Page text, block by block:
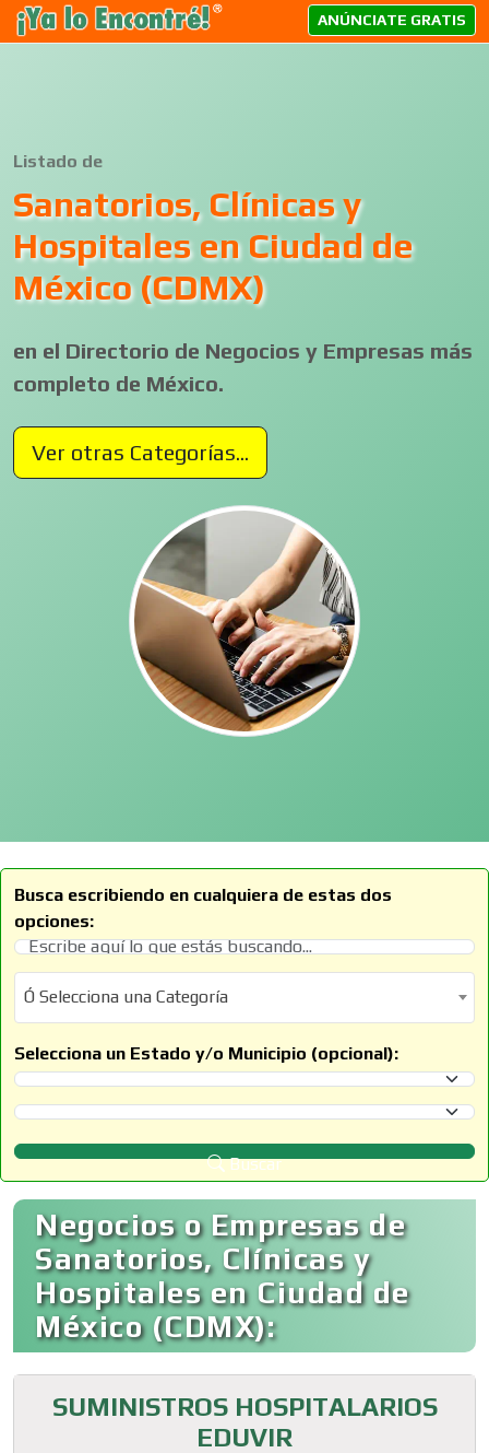
ANÚNCIATE GRATIS
Listado de
Sanatorios, Clínicas y
Hospitales en Ciudad de
México (CDMX)
en el Directorio de Negocios y Empresas más
completo de México.
Ver otras Categorías...
Busca escribiendo en cualquiera de estas dos
opciones:
Ó Selecciona una Categoría
Ó Selecciona una Categoría
Selecciona un Estado y/o Municipio (opcional):
Selecciona un Estado
Selecciona un Municipio
Buscar
Negocios o Empresas de
Sanatorios, Clínicas y
Hospitales en Ciudad de
México (CDMX):
SUMINISTROS HOSPITALARIOS
EDUVIR